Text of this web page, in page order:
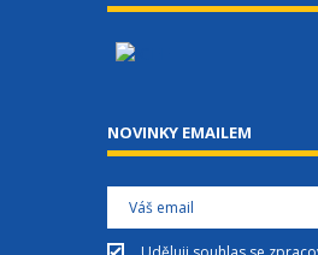
NOVINKY EMAILEM